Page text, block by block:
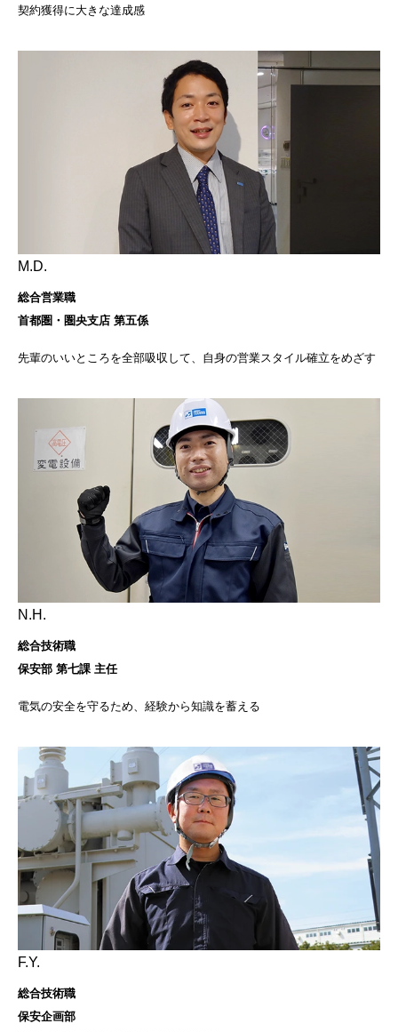
契約獲得に大きな達成感
M.D.
総合営業職
首都圏・圏央支店 第五係
先輩のいいところを全部吸収して、自身の営業スタイル確立をめざす
N.H.
総合技術職
保安部 第七課 主任
電気の安全を守るため、経験から知識を蓄える
F.Y.
総合技術職
保安企画部